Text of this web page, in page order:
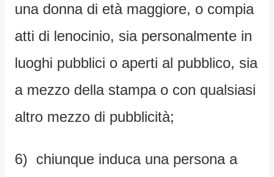
una donna di età maggiore, o compia
atti di lenocinio, sia personalmente in
luoghi pubblici o aperti al pubblico, sia
a mezzo della stampa o con qualsiasi
altro mezzo di pubblicità;
6) chiunque induca una persona a